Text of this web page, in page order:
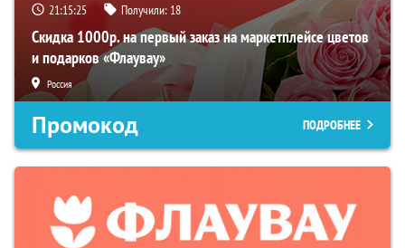
21:15:24 Получили: 18
Скидка 1000р. на первый заказ на маркетплейсе цветов
и подарков «Флаувау»
Россия
Промокод ПОДРОБНЕЕ